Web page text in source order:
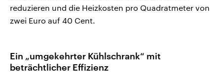
reduzieren und die Heizkosten pro Quadratmeter von
zwei Euro auf 40 Cent.
Ein „umgekehrter Kühlschrank“ mit
beträchtlicher Effizienz